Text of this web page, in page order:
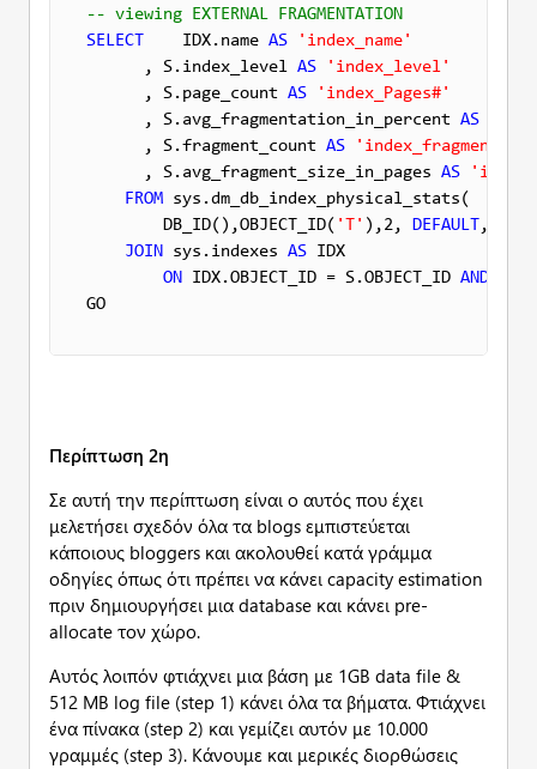
-- viewing EXTERNAL FRAGMENTATION
SELECT
    IDX.name
AS
'index_name'
      , S.index_level
AS
'index_level'
      , S.page_count
AS
'index_Pages#'
      , S.avg_fragmentation_in_percent
AS
      , S.fragment_count
AS
'index_fragments'
      , S.avg_fragment_size_in_pages
AS
FROM sys.dm_db_index_physical_stats(
        DB_ID(),OBJECT_ID(
'T' ),2, DEFAULT ,
JOIN sys.indexes AS IDX
ON IDX.OBJECT_ID = S.OBJECT_ID AND
GO
Περίπτωση 2η
Σε αυτή την περίπτωση είναι ο αυτός που έχει
μελετήσει σχεδόν όλα τα blogs εμπιστεύεται
κάποιους bloggers και ακολουθεί κατά γράμμα
οδηγίες όπως ότι πρέπει να κάνει capacity estimation
πριν δημιουργήσει μια database και κάνει pre-
allocate τον χώρο.
Αυτός λοιπόν φτιάχνει μια βάση με 1GB data file &
512 MB log file (step 1) κάνει όλα τα βήματα. Φτιάχνει
ένα πίνακα (step 2) και γεμίζει αυτόν με 10.000
γραμμές (step 3). Κάνουμε και μερικές διορθώσεις